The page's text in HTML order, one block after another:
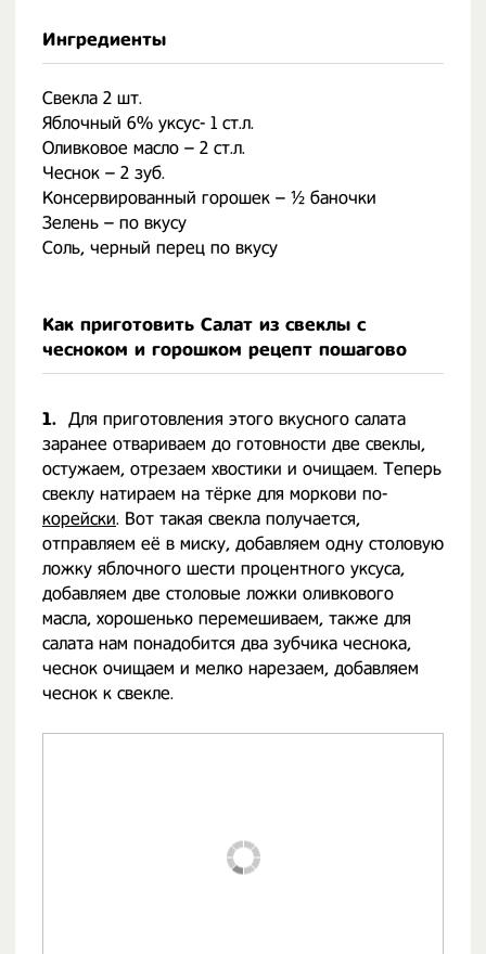
Ингредиенты
Свекла 2 шт.
Яблочный 6% уксус- 1 ст.л.
Оливковое масло – 2 ст.л.
Чеснок – 2 зуб.
Консервированный горошек – ½ баночки
Зелень – по вкусу
Соль, черный перец по вкусу
Как приготовить Салат из свеклы с
чесноком и горошком рецепт пошагово
1. Для приготовления этого вкусного салата
заранее отвариваем до готовности две свеклы,
остужаем, отрезаем хвостики и очищаем. Теперь
свеклу натираем на тёрке для моркови по-
корейски. Вот такая свекла получается,
отправляем её в миску, добавляем одну столовую
ложку яблочного шести процентного уксуса,
добавляем две столовые ложки оливкового
масла, хорошенько перемешиваем, также для
салата нам понадобится два зубчика чеснока,
чеснок очищаем и мелко нарезаем, добавляем
чеснок к свекле.